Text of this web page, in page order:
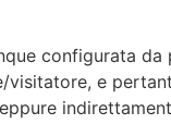
configurata
visitatore, e